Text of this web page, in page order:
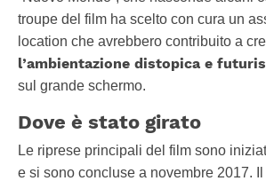
troupe del film ha scelto con cura un
location che avrebbero contribuito a
l’ambientazione distopica e
sul grande schermo.
Dove è stato girato
Le riprese principali del film sono
e si sono concluse a novembre 2017. Il